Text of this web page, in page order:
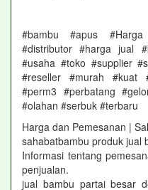
#bambu #apus
#distributor #harga jual
#usaha #toko #supplier
#reseller #murah #kuat
#perm3 #perbatang
#olahan #serbuk #terbaru
Harga dan Pemesanan |
sahabatbambu produk jual
Informasi tentang
penjualan.
jual bambu partai besar